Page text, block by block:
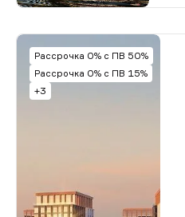
Рассрочка 0% с ПВ 50%
Рассрочка 0% с ПВ 15%
+3